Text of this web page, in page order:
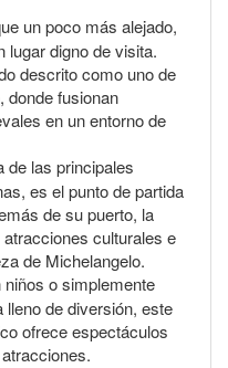
un poco más alejado,
lugar digno de visita.
descrito como uno de
donde fusionan
en un entorno de
de las principales
es el punto de partida
de su puerto, la
culturales e
de Michelangelo.
o simplemente
de diversión, este
ofrece espectáculos